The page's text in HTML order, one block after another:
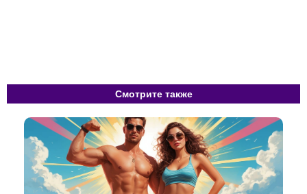
Смотрите также